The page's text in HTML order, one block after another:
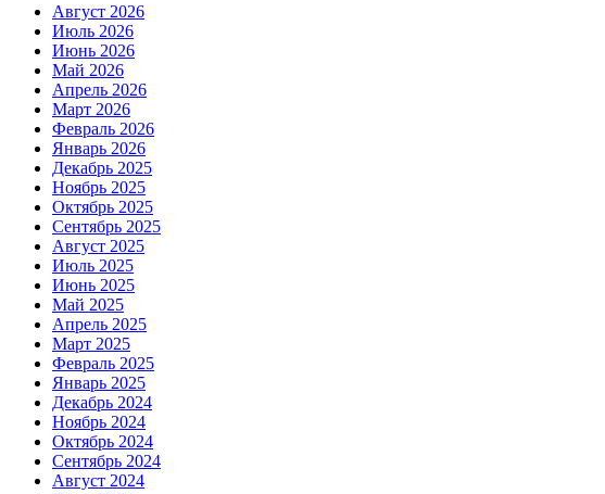
Август 2026
Июль 2026
Июнь 2026
Май 2026
Апрель 2026
Март 2026
Февраль 2026
Январь 2026
Декабрь 2025
Ноябрь 2025
Октябрь 2025
Сентябрь 2025
Август 2025
Июль 2025
Июнь 2025
Май 2025
Апрель 2025
Март 2025
Февраль 2025
Январь 2025
Декабрь 2024
Ноябрь 2024
Октябрь 2024
Сентябрь 2024
Август 2024